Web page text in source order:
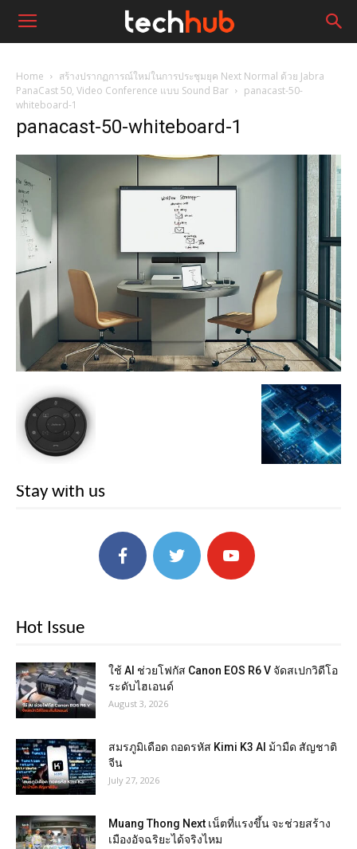
Home
สร้างปรากฏการณ์ใหม่ในการประชุมยุค Next Normal ด้วย Jabra
PanaCast 50, Video Conference แบบ Sound Bar
panacast-50-
whiteboard-1
panacast-50-whiteboard-1
Stay with us
Hot Issue
ใช้ AI ช่วยโฟกัส Canon EOS R6 V จัดสเปกวิดีโอ
ระดับไฮเอนด์
August 3, 2026
สมรภูมิเดือด ถอดรหัส Kimi K3 AI ม้ามืด สัญชาติ
จีน
July 27, 2026
Muang Thong Next เน็ตที่แรงขึ้น จะช่วยสร้าง
เมืองอัจฉริยะได้จริงไหม